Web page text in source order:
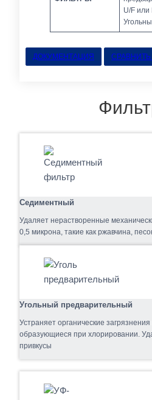
U/F
ДОКУМЕНТАЦИЯ
Седиментный
Удаляет нерастворенные
0,5 микрона, такие как ржавчина,
Угольный предварительный
Устраняет органические
образующиеся при хлорировании.
привкусы